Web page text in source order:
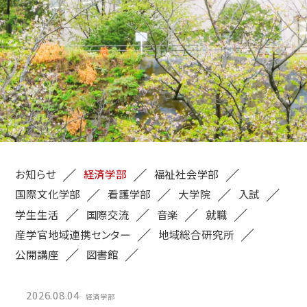
お知らせ 経済学部
福祉社会学部
国際文化学部
看護学部 大学院
入試
学生生活
国際交流 音楽
就職
産学官地域連携センター
地域総合研究所
公開講座
図書館
2026.08.04 経済学部